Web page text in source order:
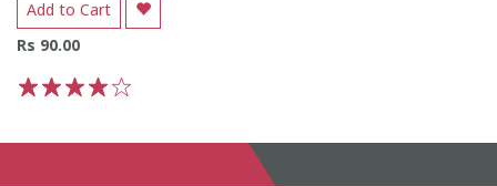
Add to Cart
Rs 90.00